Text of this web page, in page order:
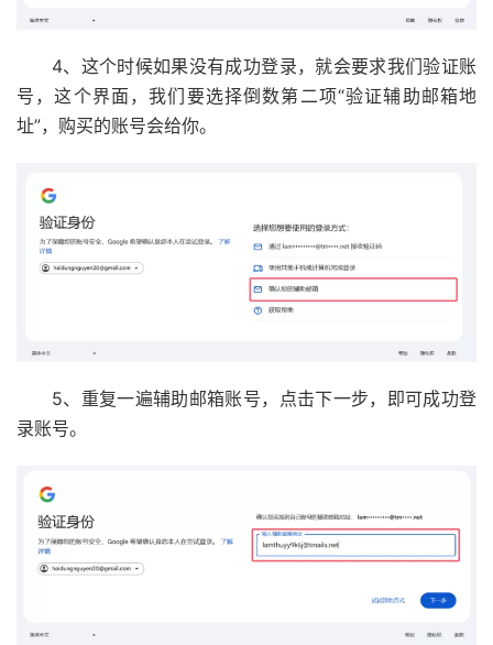
4、这个时候如果没有成功登录，就会要求我们验证账
号，这个界面，我们要选择倒数第二项“验证辅助邮箱地
址”，购买的账号会给你。
5、重复一遍辅助邮箱账号，点击下一步，即可成功登
录账号。